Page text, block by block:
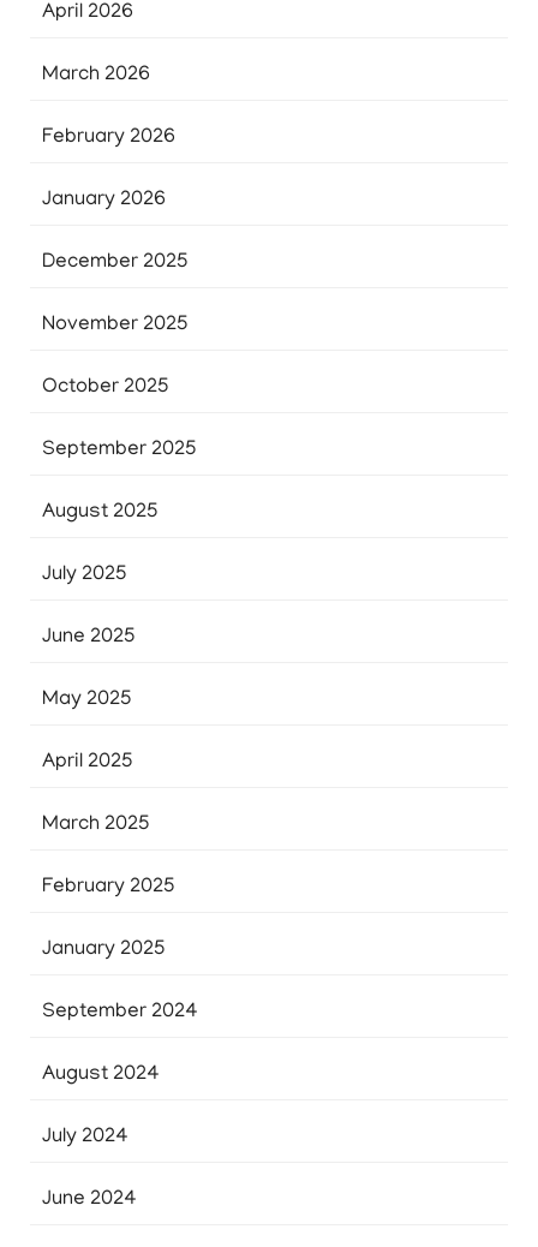
April 2026
March 2026
February 2026
January 2026
December 2025
November 2025
October 2025
September 2025
August 2025
July 2025
June 2025
May 2025
April 2025
March 2025
February 2025
January 2025
September 2024
August 2024
July 2024
June 2024